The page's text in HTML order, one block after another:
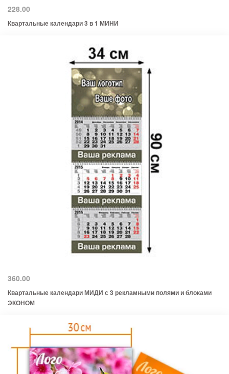
228.00
Квартальные календари 3 в 1 МИНИ
360.00
Квартальные календари МИДИ с 3 рекламными полями и блоками
ЭКОНОМ